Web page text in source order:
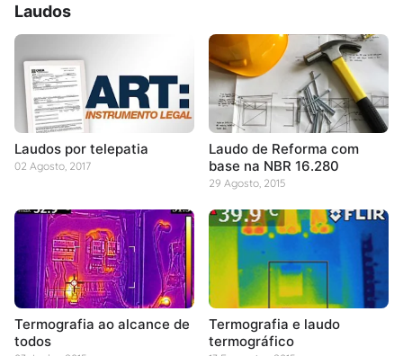
Laudos
Laudos por telepatia
02 Agosto, 2017
Laudo de Reforma com
base na NBR 16.280
29 Agosto, 2015
Termografia ao alcance de
todos
Termografia e laudo
termográfico